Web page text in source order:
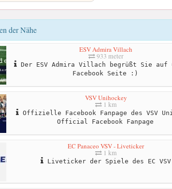
der Nähe
ESV Admira Villach
933 meter
Der ESV Admira Villach begrüßt Sie auf
Facebook Seite :)
VSV Unihockey
1 km
Offizielle Facebook Fanpage des VSV
Official Facebook Fanpage
EC Panaceo VSV - Liveticker
1 km
Liveticker der Spiele des EC VSV